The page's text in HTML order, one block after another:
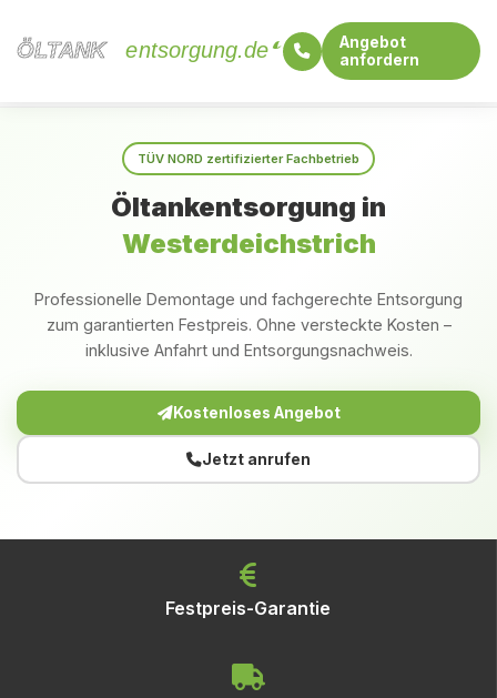
ÖLTANK
ÖLTANK entsorgung.de
Angebot
anfordern
TÜV NORD zertifizierter Fachbetrieb
Öltankentsorgung in
Westerdeichstrich
Professionelle Demontage und fachgerechte Entsorgung
zum garantierten Festpreis. Ohne versteckte Kosten –
inklusive Anfahrt und Entsorgungsnachweis.
Kostenloses Angebot
Jetzt anrufen
Festpreis-Garantie